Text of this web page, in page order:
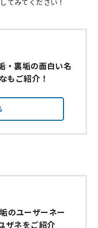
てみてください！
・裏垢の面白い名
もご紹介！
のユーザーネー
ザネをご紹介